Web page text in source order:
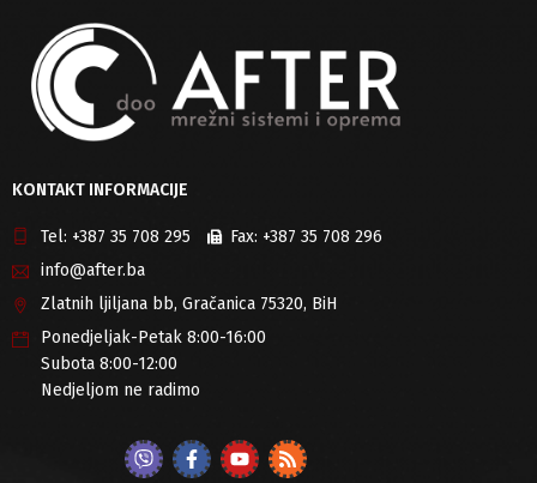
KONTAKT INFORMACIJE
Tel: +387 35 708 295 Fax: +387 35 708 296
info@after.ba
Zlatnih ljiljana bb, Gračanica 75320, BiH
Ponedjeljak-Petak 8:00-16:00
Subota 8:00-12:00
Nedjeljom ne radimo